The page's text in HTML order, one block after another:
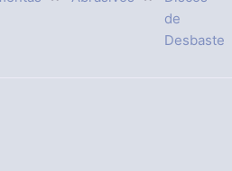
de
Desbaste